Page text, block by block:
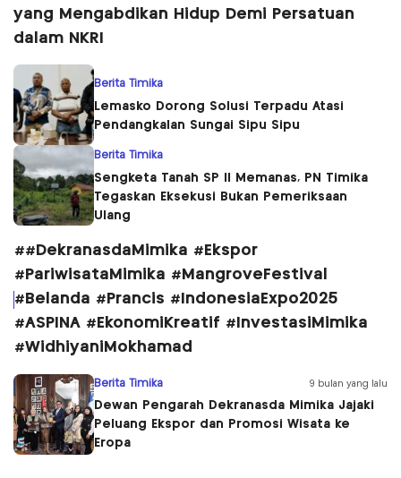
yang Mengabdikan Hidup Demi Persatuan
dalam NKRI
Berita Timika
Lemasko Dorong Solusi Terpadu Atasi
Pendangkalan Sungai Sipu Sipu
Berita Timika
Sengketa Tanah SP II Memanas, PN Timika
Tegaskan Eksekusi Bukan Pemeriksaan
Ulang
##DekranasdaMimika #Ekspor
#PariwisataMimika #MangroveFestival
#Belanda #Prancis #IndonesiaExpo2025
#ASPINA #EkonomiKreatif #InvestasiMimika
#WidhiyaniMokhamad
Berita Timika 9 bulan yang lalu
Dewan Pengarah Dekranasda Mimika Jajaki
Peluang Ekspor dan Promosi Wisata ke
Eropa